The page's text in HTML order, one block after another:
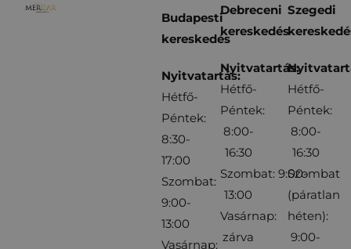
Budapesti
kereskedés
Nyitvatartás:
Hétfő-
Péntek:
8:30-
17:00
Szombat:
9:00-
13:00
Vasárnap:
Debreceni
kereskedés
Nyitvatartás:
Hétfő-
Péntek:
8:00-
16:30
Szombat: 9:00-
13:00
Vasárnap:
zárva
Szegedi
Hétfő-
Péntek:
8:00-
16:30
Szombat
(páratlan
héten):
9:00-